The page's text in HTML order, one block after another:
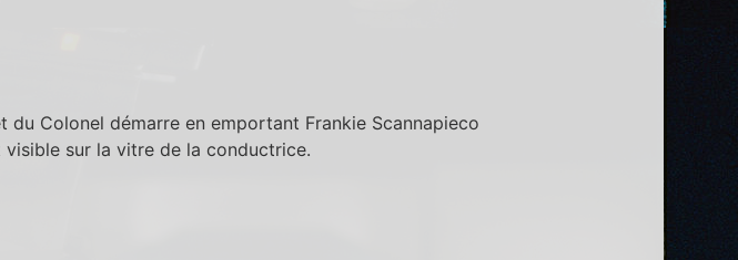
du Colonel démarre en emportant Frankie Scannapieco
sur la vitre de la conductrice.